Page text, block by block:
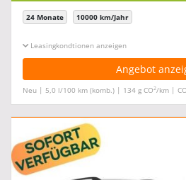
24 Monate 10000 km/Jahr
Leasingkonditionen ein-/ausblenden
Angebot
Neu | 5,0 l/100 km (komb.) | 134 g CO2/km | CO